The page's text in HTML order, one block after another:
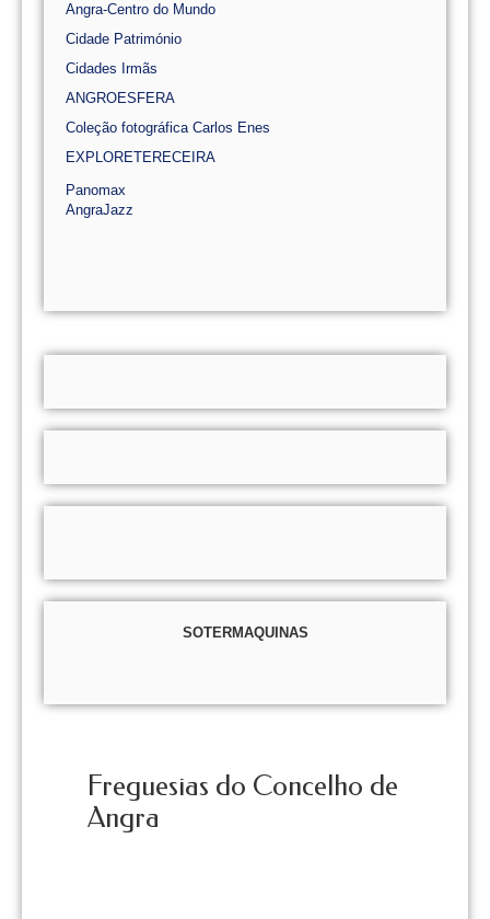
Angra-Centro do Mundo
Cidade Património
Cidades Irmãs
ANGROESFERA
Coleção fotográfica Carlos Enes
EXPLORETERECEIRA
Panomax
AngraJazz
SOTERMAQUINAS
Freguesias do Concelho de
Angra